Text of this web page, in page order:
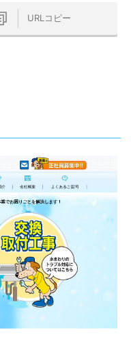
URLコピー